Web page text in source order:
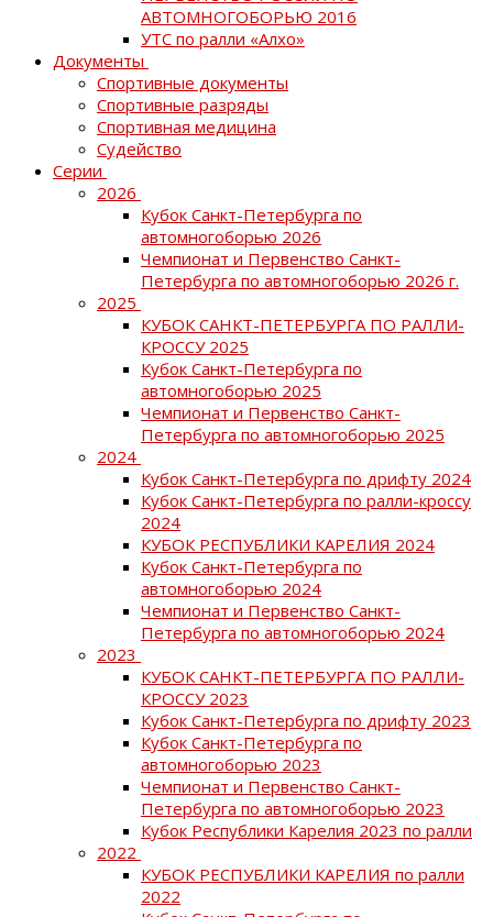
АВТОМНОГОБОРЬЮ 2016
УТС по ралли «Алхо»
Документы
Спортивные документы
Спортивные разряды
Спортивная медицина
Судейство
Серии
2026
Кубок Санкт-Петербурга по
автомногоборью 2026
Чемпионат и Первенство Санкт-
Петербурга по автомногоборью 2026 г.
2025
КУБОК САНКТ-ПЕТЕРБУРГА ПО РАЛЛИ-
КРОССУ 2025
Кубок Санкт-Петербурга по
автомногоборью 2025
Чемпионат и Первенство Санкт-
Петербурга по автомногоборью 2025
2024
Кубок Санкт-Петербурга по дрифту 2024
Кубок Санкт-Петербурга по ралли-кроссу
2024
КУБОК РЕСПУБЛИКИ КАРЕЛИЯ 2024
Кубок Санкт-Петербурга по
автомногоборью 2024
Чемпионат и Первенство Санкт-
Петербурга по автомногоборью 2024
2023
КУБОК САНКТ-ПЕТЕРБУРГА ПО РАЛЛИ-
КРОССУ 2023
Кубок Санкт-Петербурга по дрифту 2023
Кубок Санкт-Петербурга по
автомногоборью 2023
Чемпионат и Первенство Санкт-
Петербурга по автомногоборью 2023
Кубок Республики Карелия 2023 по ралли
2022
КУБОК РЕСПУБЛИКИ КАРЕЛИЯ по ралли
2022